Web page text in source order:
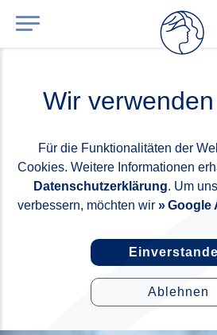
Wir
Für die Funktionalitäten der
Cookies. Weitere Informationen
Datenschutzerklärung. Um
verbessern, möchten wir
Google
Ablehnen